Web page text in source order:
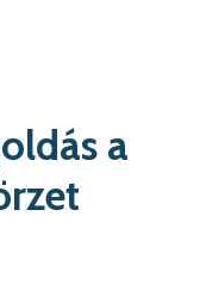
a